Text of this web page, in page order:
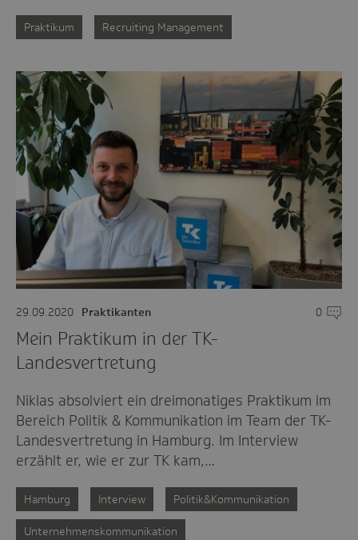
Praktikum Recruiting Management
29.09.2020 Praktikanten 0
Mein Praktikum in der TK-
Landesvertretung
Niklas absolviert ein dreimonatiges Praktikum im
Bereich Politik & Kommunikation im Team der TK-
Landesvertretung in Hamburg. Im Interview
erzählt er, wie er zur TK kam,…
Hamburg Interview Politik&Kommunikation
Unternehmenskommunikation